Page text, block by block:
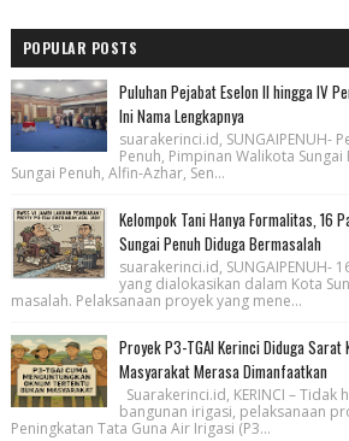
POPULAR POSTS
Puluhan Pejabat Eselon II hingga IV
Ini Nama Lengkapnya
suarakerinci.id, SUNGAIPENUH-
Penuh, Pimpinan Walikota
Sungai Penuh, Alfin-Azhar, Sen...
Kelompok Tani Hanya Formalitas, 16
Sungai Penuh Diduga Bermasalah
suarakerinci.id, SUNGAIPENUH-
yang dialokasikan dalam Kota
masalah. Pelaksanaan proyek yang mene...
Proyek P3-TGAI Kerinci Diduga Sarat
Masyarakat Merasa Dimanfaatkan
Suarakerinci.id, KERINCI – Tidak
bangunan irigasi, pelaksanaan
Peningkatan Tata Guna Air Irigasi (P3...